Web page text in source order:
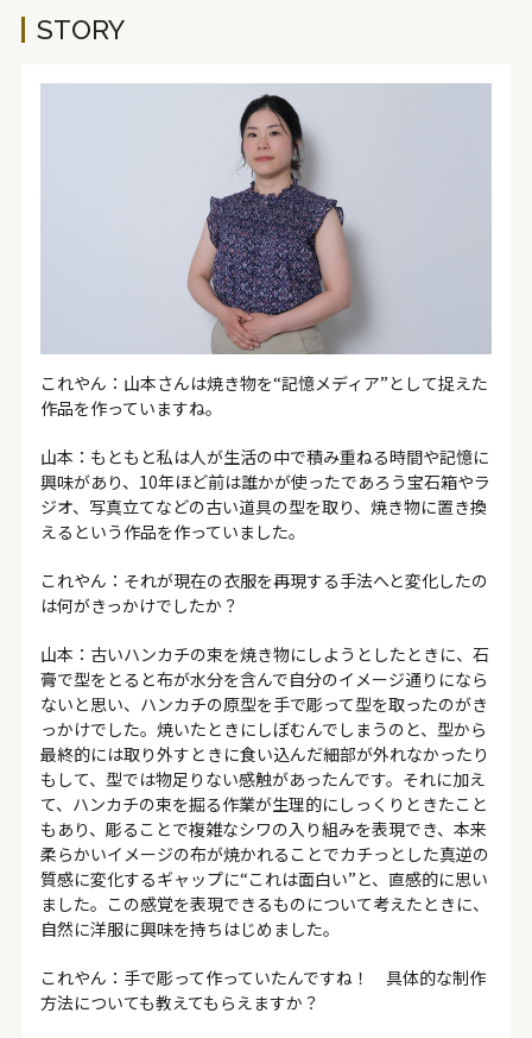
STORY
これやん ：山本さんは焼き物を“記憶メディア”として捉えた
作品を作っていますね。
山本：もともと私は人が生活の中で積み重ねる時間や記憶に
興味があり、10年ほど前は誰かが使ったであろう宝石箱やラ
ジオ、写真立てなどの古い道具の型を取り、焼き物に置き換
えるという作品を作っていました。
これやん ：それが現在の衣服を再現する手法へと変化したの
は何がきっかけでしたか？
山本：古いハンカチの束を焼き物にしようとしたときに、石
膏で型をとると布が水分を含んで自分のイメージ通りになら
ないと思い、ハンカチの原型を手で彫って型を取ったのがき
っかけでした。焼いたときにしぼむんでしまうのと、型から
最終的には取り外すときに食い込んだ細部が外れなかったり
もして、型では物足りない感触があったんです。それに加え
て、ハンカチの束を掘る作業が生理的にしっくりときたこと
もあり、彫ることで複雑なシワの入り組みを表現でき、本来
柔らかいイメージの布が焼かれることでカチっとした真逆の
質感に変化するギャップに“これは面白い”と、直感的に思い
ました。この感覚を表現できるものについて考えたときに、
自然に洋服に興味を持ちはじめました。
これやん ：手で彫って作っていたんですね！ 具体的な制作
方法についても教えてもらえますか？